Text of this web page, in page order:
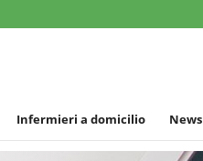
Infermieri a domicilio News